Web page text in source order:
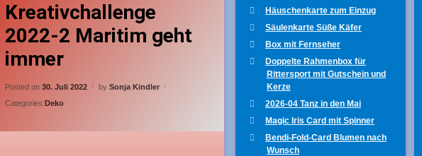
Kreativchallenge
2022-2 Maritim geht
immer
Posted on30. Juli 2022 bySonja Kindler
Categories:Deko
Bastler
Häuschenkarte zum Einzug
Säulenkarte Süße Käfer
Box mit Fernseher
Doppelte Rahmenbox für
Rittersport mit Gutschein und
Kerze
2026-04 Tanz in den Mai
Magic Iris Card mit Spinner
Bendi-Fold-Card Blumen nach
Wunsch